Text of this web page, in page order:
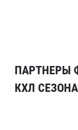
ПАРТНЕРЫ
КХЛ